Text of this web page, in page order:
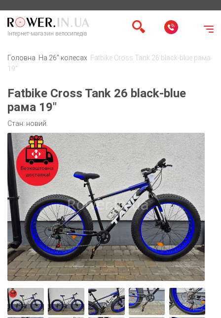
Інтернет-магазин велосипедів
Головна На 26" колесах Fatbike Cross Tank 26 black-blue рама
19"
Fatbike Cross Tank 26 black-blue
рама 19"
Стан: новий.